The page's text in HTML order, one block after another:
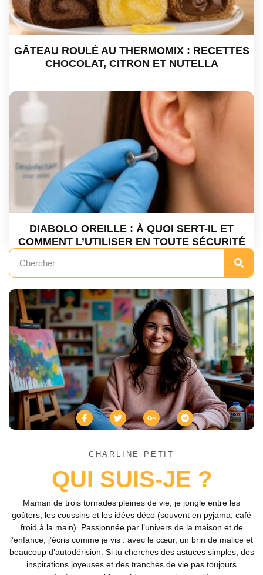
GÂTEAU ROULÉ AU THERMOMIX : RECETTES
CHOCOLAT, CITRON ET NUTELLA
DIABOLO OREILLE : À QUOI SERT-IL ET
COMMENT L’UTILISER EN TOUTE SÉCURITÉ
CHARLINE PETIT
QUI SUIS-JE ?
Maman de trois tornades pleines de vie, je jongle entre les
goûters, les coussins et les idées déco (souvent en pyjama, café
froid à la main). Passionnée par l’univers de la maison et de
l’enfance, j’écris comme je vis : avec le cœur, un brin de malice et
beaucoup d’autodérision. Si tu cherches des astuces simples, des
inspirations joyeuses et des tranches de vie pas toujours